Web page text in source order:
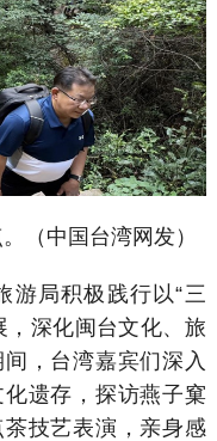
（中国台湾网发）
局积极践行以“三
，深化闽台文化、旅
，台湾嘉宾们深入
遗存，探访燕子窠
技艺表演，亲身感